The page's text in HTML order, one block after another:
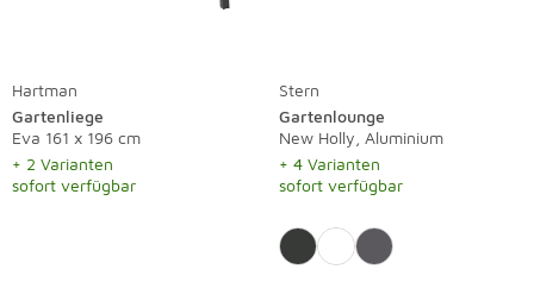
Hartman
Gartenliege
Eva 161 x 196 cm
+ 2 Varianten
sofort verfügbar
Stern
Gartenlounge
New Holly, Aluminium
+ 4 Varianten
sofort verfügbar